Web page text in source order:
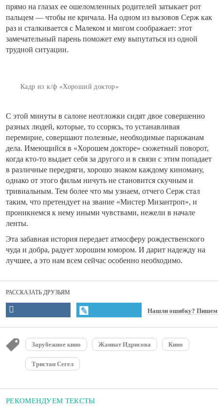
прямо на глазах ее ошеломленных родителей затыкает рот
пальцем — чтобы не кричала. На одном из вызовов Серж как
раз и сталкивается с Малеком и мигом соображает: этот
замечательный парень поможет ему выпутаться из одной
трудной ситуации.
Кадр из к/ф «Хороший доктор»
С этой минуты в салоне неотложки сидят двое совершенно
разных людей, которые, то ссорясь, то устанавливая
перемирие, совершают полезные, необходимые парижанам
дела. Имеющийся в «Хорошем докторе» сюжетный поворот,
когда кто-то выдает себя за другого и в связи с этим попадает
в различные передряги, хорошо знаком каждому киноману,
однако от этого фильм ничуть не становится скучным и
тривиальным. Тем более что мы узнаем, отчего Серж стал
таким, что претендует на звание «Мистер Мизантроп», и
проникнемся к нему иными чувствами, нежели в начале
ленты.
Эта забавная история передает атмосферу рождественского
чуда и добра, радует хорошим юмором. И дарит надежду на
лучшее, а это нам всем сейчас особенно необходимо.
РАССКАЗАТЬ ДРУЗЬЯМ
Нашли ошибку? Пишем
Зарубежное кино Жаннат Идрисова Кино
Тристан Сегел
РЕКОМЕНДУЕМ ТЕКСТЫ